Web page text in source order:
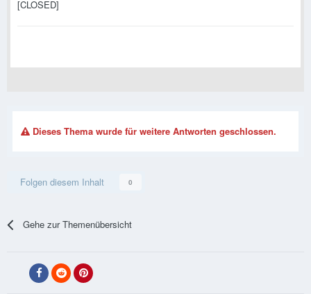
[CLOSED]
Dieses Thema wurde für weitere Antworten geschlossen.
Folgen diesem Inhalt 0
Gehe zur Themenübersicht